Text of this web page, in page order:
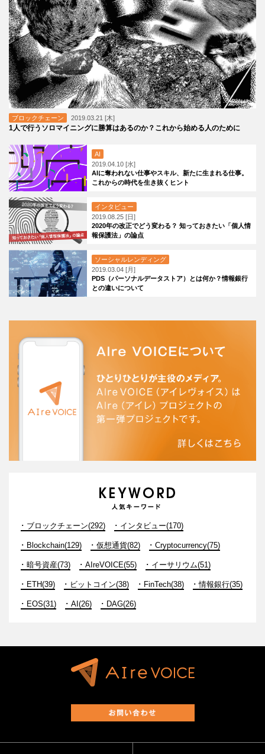
ブロックチェーン 2019.03.21 [木]
1人で行うソロマイニングに勝算はあるのか？これから始める人のために
AI
2019.04.10 [水]
AIに奪われない仕事やスキル、新たに生まれる仕事。
これからの時代を生き抜くヒント
インタビュー
2019.08.25 [日]
2020年の改正でどう変わる？ 知っておきたい「個人情
報保護法」の論点
ソーシャルレンディング
2019.03.04 [月]
PDS（パーソナルデータストア）とは何か？情報銀行
との違いについて
ブロックチェーン(292) インタビュー(170)
Blockchain(129) 仮想通貨(82) Cryptocurrency(75)
暗号資産(73) AIreVOICE(55) イーサリウム(51)
ETH(39) ビットコイン(38) FinTech(38) 情報銀行(35)
EOS(31) AI(26) DAG(26)